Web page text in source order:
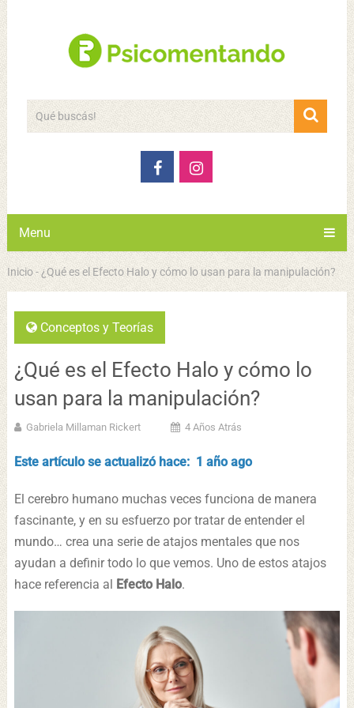
Menu
Inicio-¿Qué es el Efecto Halo y cómo lo usan para la manipulación?
Conceptos y Teorías
¿Qué es el Efecto Halo y cómo lo
usan para la manipulación?
Gabriela Millaman Rickert 4 Años Atrás
Este artículo se actualizó hace: 1 año ago
El cerebro humano muchas veces funciona de manera
fascinante, y en su esfuerzo por tratar de entender el
mundo… crea una serie de atajos mentales que nos
ayudan a definir todo lo que vemos. Uno de estos atajos
hace referencia al Efecto Halo.